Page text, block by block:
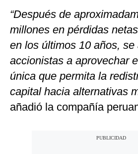
“Después de
millones en pérdidas
en los últimos 10 años, se
accionistas a aprovechar
única que permita la
capital hacia alternativas
añadió la compañía